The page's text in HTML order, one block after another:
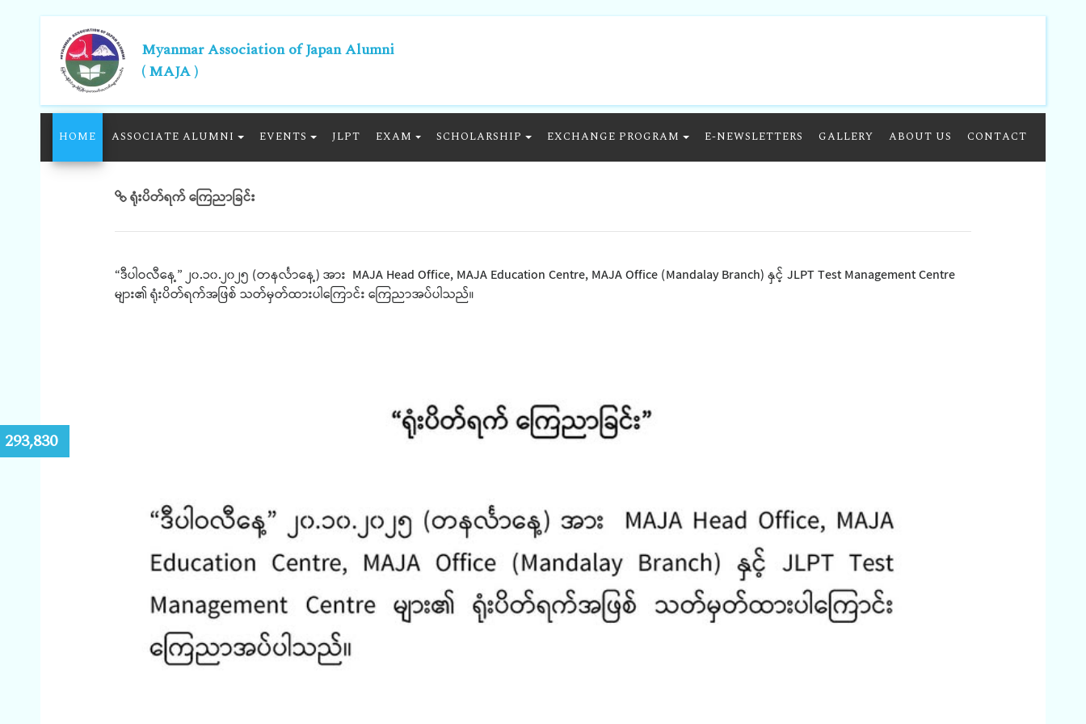
Myanmar Association of Japan Alumni
( MAJA )
HOME ASSOCIATE ALUMNI EVENTS JLPT EXAM SCHOLARSHIP EXCHANGE PROGRAM E-NEWSLETTERS GALLERY ABOUT US CONTACT
ရုံးပိတ်ရက် ကြေညာခြင်း
“ဒီပါဝလီနေ့” ၂၀.၁၀.၂၀၂၅ (တနင်္လာနေ့) အား MAJA Head Office, MAJA Education Centre, MAJA Office (Mandalay Branch) နှင့် JLPT Test Management Centre
များ၏ ရုံးပိတ်ရက်အဖြစ် သတ်မှတ်ထားပါကြောင်း ကြေညာအပ်ပါသည်။
293,830